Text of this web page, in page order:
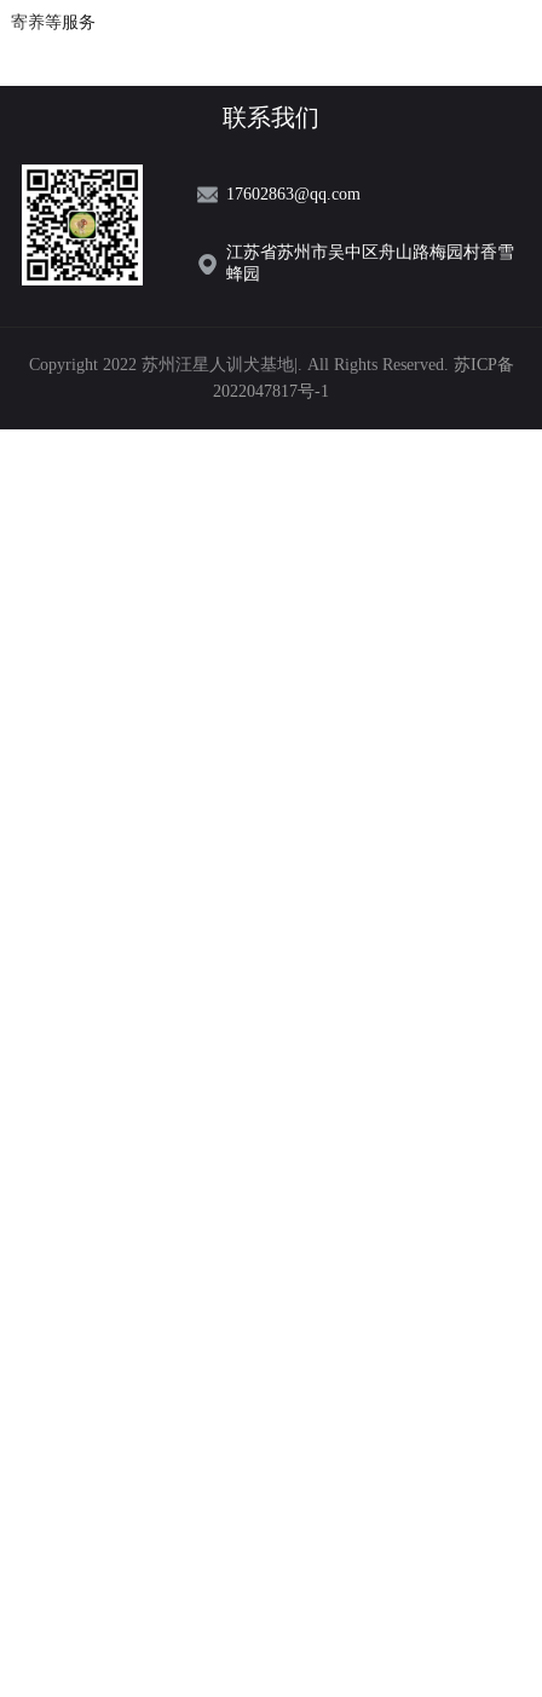
寄养等服务
联系我们
17602863@qq.com
江苏省苏州市吴中区舟山路梅园村香雪
蜂园
Copyright 2022 苏州汪星人训犬基地|. All Rights Reserved. 苏ICP备
2022047817号-1